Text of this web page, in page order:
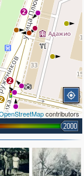
2
2
2
contributors
2000